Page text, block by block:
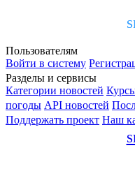
Пользователям
Войти в систему
Разделы и сервисы
Категории новостей
погоды API новостей
Поддержать проект Наш